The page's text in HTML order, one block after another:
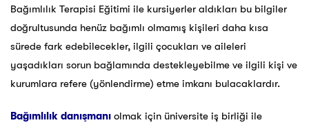
Bağımlılık Terapisi Eğitimi ile kursiyerler aldıkları bu bilgiler
doğrultusunda henüz bağımlı olmamış kişileri daha kısa
sürede fark edebilecekler, ilgili çocukları ve aileleri
yaşadıkları sorun bağlamında destekleyebilme ve ilgili kişi ve
kurumlara refere (yönlendirme) etme imkanı bulacaklardır.
Bağımlılık danışmanı olmak için üniversite iş birliği ile